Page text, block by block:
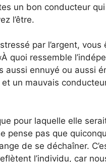
un bon conducteur
l’être.
par l’argent,
quoi ressemble
aussi ennuyé ou aussi
un mauvais
pour laquelle elle
pense pas que
de se déchaîner.
l’individu, car